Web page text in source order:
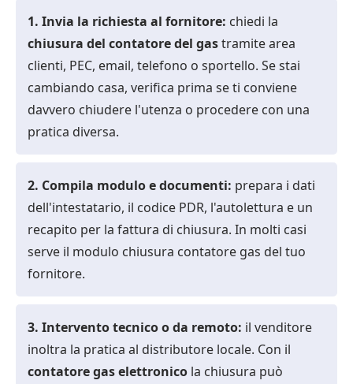
1. Invia la richiesta al fornitore: chiedi la
chiusura del contatore del gastramite area
clienti, PEC, email, telefono o sportello. Se stai
cambiando casa, verifica prima se ti conviene
davvero chiudere l'utenza o procedere con una
pratica diversa.
2. Compila modulo e documenti: prepara i dati
dell'intestatario, il codice PDR, l'autolettura e un
recapito per la fattura di chiusura. In molti casi
serve il modulo chiusura contatore gas del tuo
fornitore.
3. Intervento tecnico o da remoto: il venditore
inoltra la pratica al distributore locale. Con il
contatore gas elettronico la chiusura può